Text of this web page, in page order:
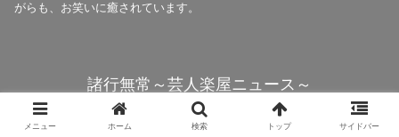
がらも、お笑いに癒されています。
諸行無常～芸人楽屋ニュース～
© 2023 諸行無常～芸人楽屋ニュース～.
メニュー ホーム 検索 トップ サイドバー